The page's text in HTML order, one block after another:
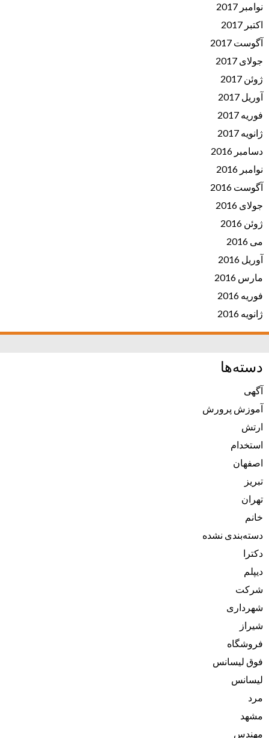
نوامبر 2017
اکتبر 2017
آگوست 2017
جولای 2017
ژوئن 2017
آوریل 2017
فوریه 2017
ژانویه 2017
دسامبر 2016
نوامبر 2016
آگوست 2016
جولای 2016
ژوئن 2016
می 2016
آوریل 2016
مارس 2016
فوریه 2016
ژانویه 2016
دسته‌ها
آگهی
آموزش پرورش
ارتش
استخدام
اصفهان
تبریز
تهران
خانم
دسته‌بندی نشده
دکترا
دیپلم
شرکت
شهرداری
شیراز
فروشگاه
فوق لیسانس
لیسانس
مرد
مشهد
مهندس